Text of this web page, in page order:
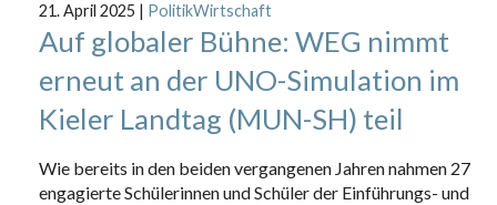
21. April 2025 | PolitikWirtschaft
Auf globaler Bühne: WEG nimmt
erneut an der UNO-Simulation im
Kieler Landtag (MUN-SH) teil
Wie bereits in den beiden vergangenen Jahren nahmen 27
engagierte Schülerinnen und Schüler der Einführungs- und